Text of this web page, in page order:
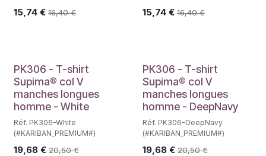
15,74 € 16,40€ 15,74€ 16,40€
PK306 - T-shirt
Supima® col V
manches longues
homme - White
Réf. PK306-White
(#KARIBAN_PREMIUM#)
19,68 € 20,50€
PK306 - T-shirt
Supima® col V
manches longues
homme - DeepNavy
Réf. PK306-DeepNavy
(#KARIBAN_PREMIUM#)
19,68€ 20,50€